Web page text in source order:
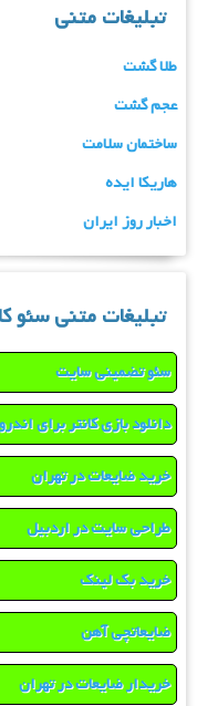
تبلیغات متنی
طلا گشت
عجم گشت
ساختمان سلامت
هاریکا ایده
اخبار روز ایران
تبلیغات متنی سئو
سئو تضمینی سایت
دانلود بازی کانتر برای
خرید ضایعات در تهران
طراحی سایت در اردبیل
خرید بک لینک
ضایعاتچی آهن
خریدار ضایعات در تهران